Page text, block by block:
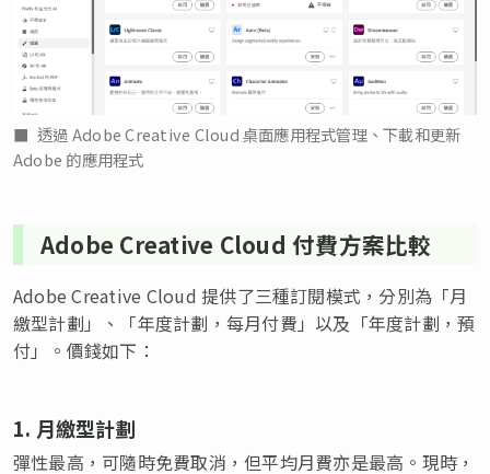
透過 Adobe Creative Cloud 桌面應用程式管理、下載和更新
Adobe 的應用程式
Adobe Creative Cloud 付費方案比較
Adobe Creative Cloud 提供了三種訂閱模式，分別為「月
繳型計劃」、「年度計劃，每月付費」以及「年度計劃，預
付」。價錢如下：
1. 月繳型計劃
彈性最高，可隨時免費取消，但平均月費亦是最高。現時，